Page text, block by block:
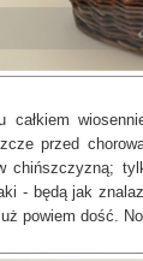
przed
chińszczyzną;
- będą jak
powiem dość.